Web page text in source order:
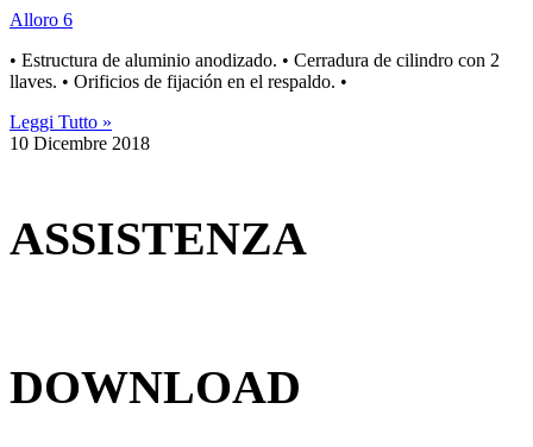
Alloro 6
• Estructura de aluminio anodizado. • Cerradura de cilindro con 2
llaves. • Orificios de fijación en el respaldo. •
Leggi Tutto »
10 Dicembre 2018
ASSISTENZA
DOWNLOAD